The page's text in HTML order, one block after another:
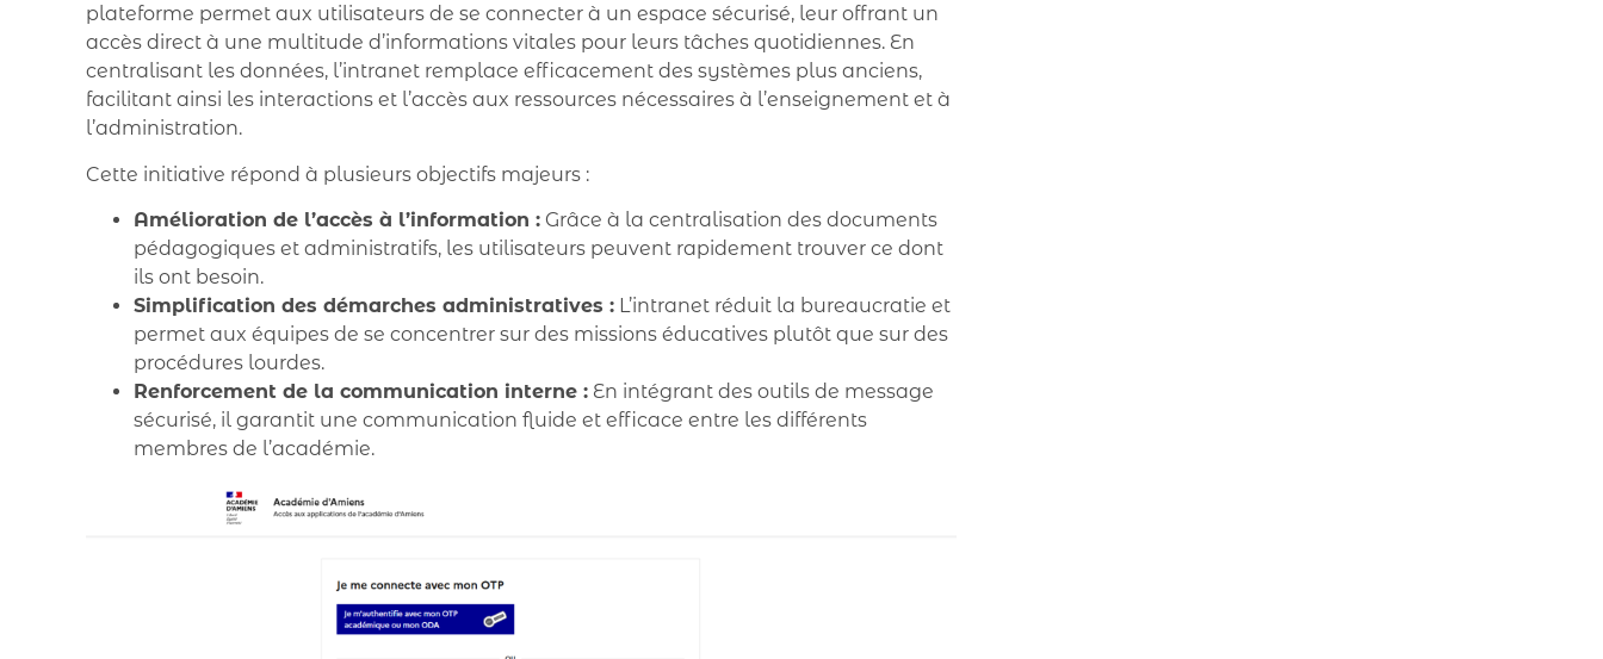
plateforme permet aux utilisateurs de se connecter à un espace sécurisé, leur offrant un
accès direct à une multitude d’informations vitales pour leurs tâches quotidiennes. En
centralisant les données, l’intranet remplace efficacement des systèmes plus anciens,
facilitant ainsi les interactions et l’accès aux ressources nécessaires à l’enseignement et à
l’administration.
Cette initiative répond à plusieurs objectifs majeurs :
Amélioration de l’accès à l’information : Grâce à la centralisation des documents
pédagogiques et administratifs, les utilisateurs peuvent rapidement trouver ce dont
ils ont besoin.
Simplification des démarches administratives : L’intranet réduit la bureaucratie et
permet aux équipes de se concentrer sur des missions éducatives plutôt que sur des
procédures lourdes.
Renforcement de la communication interne : En intégrant des outils de message
sécurisé, il garantit une communication fluide et efficace entre les différents
membres de l’académie.